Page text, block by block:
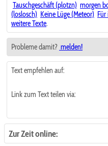
Tauschgeschäft (plotzn) morgen
(loslosch) Keine Lüge (Meteor)
weitere Texte.
Probleme damit? melden!
Text empfehlen auf:
Link zum Text teilen via:
Zur Zeit online: